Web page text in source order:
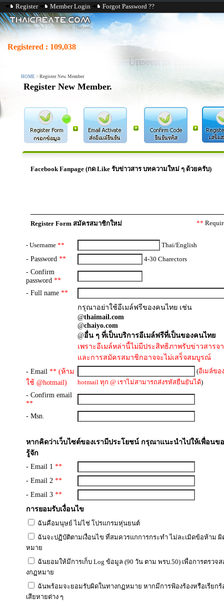
Register Member Login Forgot Password ??
Registered : 109,038
HOME > Register New Member
Register New Member.
Facebook Fanpage (กด Like รับข่าวสาร บทความใหม่ ๆ ด้วยครับ)
Register Form สมัครสมาชิกใหม่ **
- Username ** Thai/English
- Password ** 4-30 Charectors
- Confirm
password **
- Full name **
กรุณาอย่าใช้อีเมล์ฟรีของคนไทย เช่น
@thaimail.com
@chaiyo.com
@อื่น ๆ ที่เป็นบริการอีเมล์ฟรีที่เป็นของคนไทย
เพราะอีเมล์หล่านี้ไม่มีประสิทธิภาพรับข่าวสารจ
และการสมัครสมาชิกอาจจะไม่เสร็จสมบูรณ์
- Email ** (ห้าม
ใช้ @hotmail)
(อีเมล์ของ
hotmail ทุก @ เราไม่สามารถส่งรหัสยืนยันได้)
- Confirm email
**
- Msn.
หากคิดว่าเว็บไซต์ของเรามีประโยชน์ กรุณาแนะนำไปให้เพื่อนข
รู้จัก
- Email 1 **
- Email 2 **
- Email 3 **
การยอมรับเงื่อนไข
ฉันคือมนุษย์ ไม่ไช่ โปรแกรมหุ่นยนต์
ฉันจะปฏิบัติตามเงื่อนไข ที่สมควรแกการกระทำ ไม่ละเมิดข้อห้าม
หมาย
ฉันยอมให้มีการเก็บ Log ข้อมูล (90 วัน ตาม พรบ.50) เพื่อการตรวจ
งกฏหมาย
ฉันพร้อมจะยอมรับผิดในทางกฏหมาย หากมีการฟ้องร้องหรือเรียกร้
เสียหายต่าง ๆ